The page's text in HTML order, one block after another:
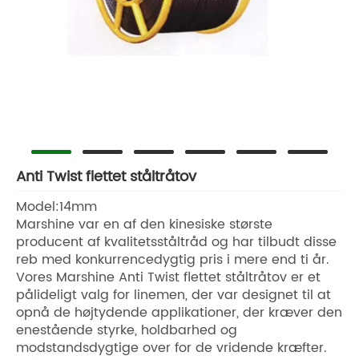
Anti Twist flettet ståltråtov
Model:14mm
Marshine var en af den kinesiske største
producent af kvalitetsståltråd og har tilbudt disse
reb med konkurrencedygtig pris i mere end ti år.
Vores Marshine Anti Twist flettet ståltråtov er et
pålideligt valg for linemen, der var designet til at
opnå de højtydende applikationer, der kræver den
enestående styrke, holdbarhed og
modstandsdygtige over for de vridende kræfter.